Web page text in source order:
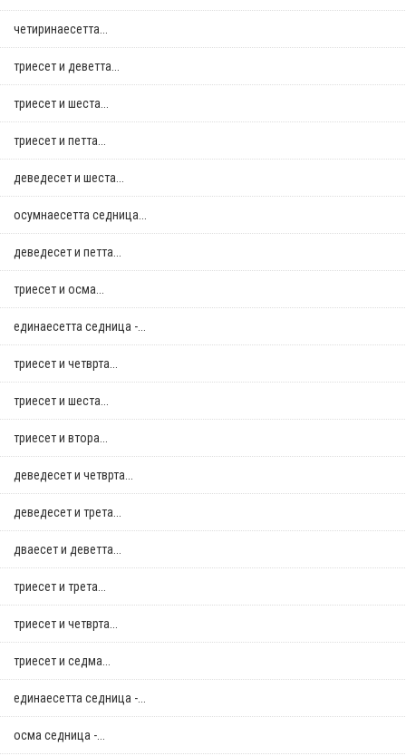
четиринаесетта...
триесет и деветта...
триесет и шеста...
триесет и петта...
деведесет и шеста...
осумнaесетта седница...
деведесет и петта...
триесет и осма...
единаесетта седница -...
триесет и четврта...
триесет и шеста...
триесет и втора...
деведесет и четврта...
деведесет и трета...
дваесет и деветта...
триесет и трета...
триесет и четврта...
триесет и седма...
единаесетта седница -...
осма седница -...